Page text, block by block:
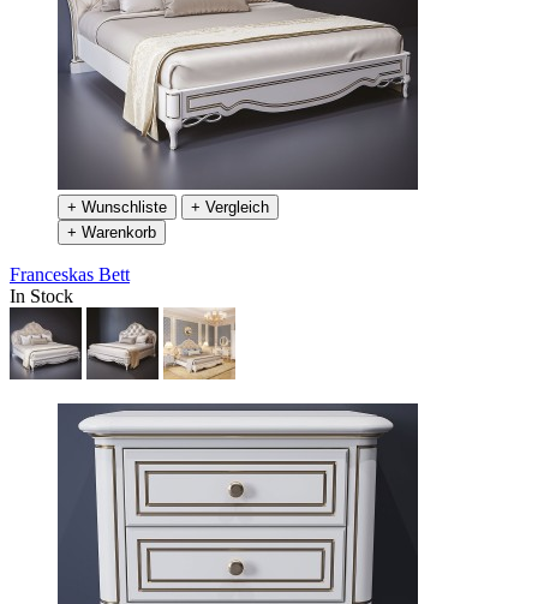
+ Wunschliste
+ Vergleich
+ Warenkorb
Franceskas Bett
In Stock